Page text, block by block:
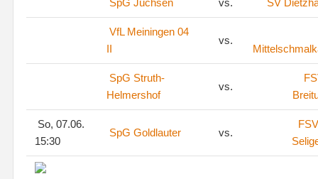
SpG Jüchsen vs. SV
VfL Meiningen 04
II
vs.
SpG Struth-
Helmershof
vs.
So, 07.06.
15:30
SpG Goldlauter vs.